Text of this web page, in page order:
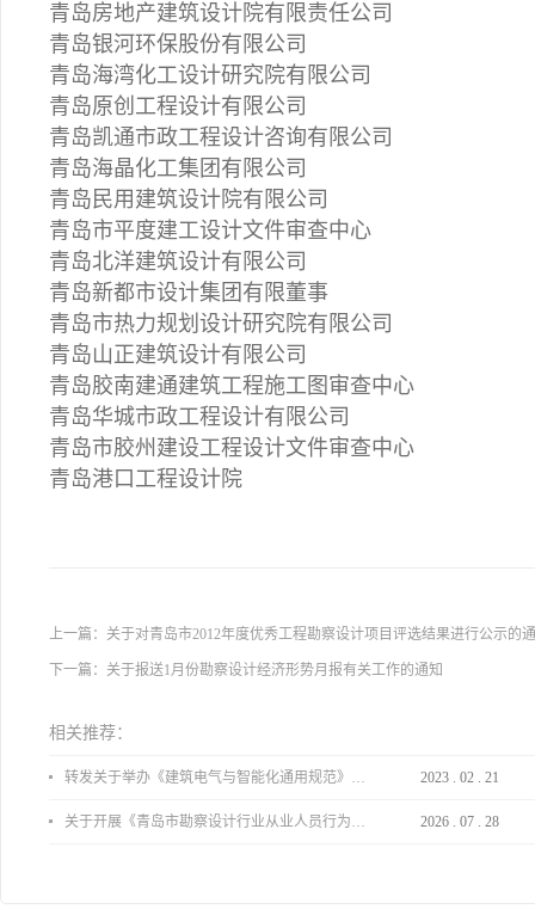
青岛房地产建筑设计院有限责任公司
青岛银河环保股份有限公司
青岛海湾化工设计研究院有限公司
青岛原创工程设计有限公司
青岛凯通市政工程设计咨询有限公司
青岛海晶化工集团有限公司
青岛民用建筑设计院有限公司
青岛市平度建工设计文件审查中心
青岛北洋建筑设计有限公司
青岛新都市设计集团有限董事
青岛市热力规划设计研究院有限公司
青岛山正建筑设计有限公司
青岛胶南建通建筑工程施工图审查中心
青岛华城市政工程设计有限公司
青岛市胶州建设工程设计文件审查中心
青岛港口工程设计院
上一篇： 关于对青岛市2012年度优秀工程勘察设计项目评选结果进行公示的
下一篇： 关于报送1月份勘察设计经济形势月报有关工作的通知
相关推荐：
转发关于举办《建筑电气与智能化通用规范》 GB55024-2022公益宣贯的通知 2023 . 02 . 21
关于开展《青岛市勘察设计行业从业人员行为导则》、《青岛市住宅工程设计审查品质提升指引（2026版）》宣贯活动的通知 2026 . 07 . 28